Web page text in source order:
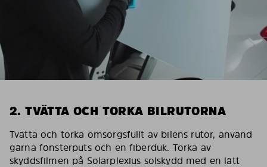
2. TVÄTTA OCH TORKA BILRUTORNA
Tvätta och torka omsorgsfullt av bilens rutor, använd
gärna fönsterputs och en fiberduk. Torka av
skyddsfilmen på Solarplexius solskydd med en lätt